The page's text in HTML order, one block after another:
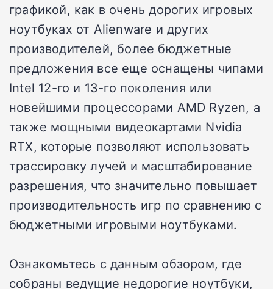
графикой, как в очень дорогих игровых
ноутбуках от Alienware и других
производителей, более бюджетные
предложения все еще оснащены чипами
Intel 12-го и 13-го поколения или
новейшими процессорами AMD Ryzen, а
также мощными видеокартами Nvidia
RTX, которые позволяют использовать
трассировку лучей и масштабирование
разрешения, что значительно повышает
производительность игр по сравнению с
бюджетными игровыми ноутбуками.
Ознакомьтесь с данным обзором, где
собраны ведущие недорогие ноутбуки,